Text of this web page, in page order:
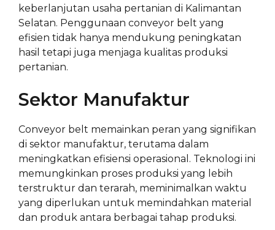
keberlanjutan usaha pertanian di Kalimantan
Selatan. Penggunaan conveyor belt yang
efisien tidak hanya mendukung peningkatan
hasil tetapi juga menjaga kualitas produksi
pertanian.
Sektor Manufaktur
Conveyor belt memainkan peran yang signifikan
di sektor manufaktur, terutama dalam
meningkatkan efisiensi operasional. Teknologi ini
memungkinkan proses produksi yang lebih
terstruktur dan terarah, meminimalkan waktu
yang diperlukan untuk memindahkan material
dan produk antara berbagai tahap produksi.